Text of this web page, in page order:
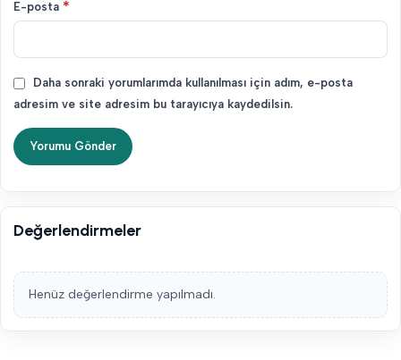
Değerlendirmeler
Henüz değerlendirme yapılmadı.
E-posta *
Daha sonraki yorumlarımda kullanılması için adım, e-posta
adresim ve site adresim bu tarayıcıya kaydedilsin.